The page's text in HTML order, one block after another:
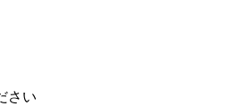
さい